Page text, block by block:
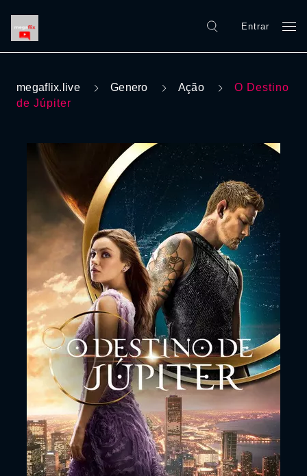
Entrar
megaflix.live Genero Ação
O Destino
de Júpiter